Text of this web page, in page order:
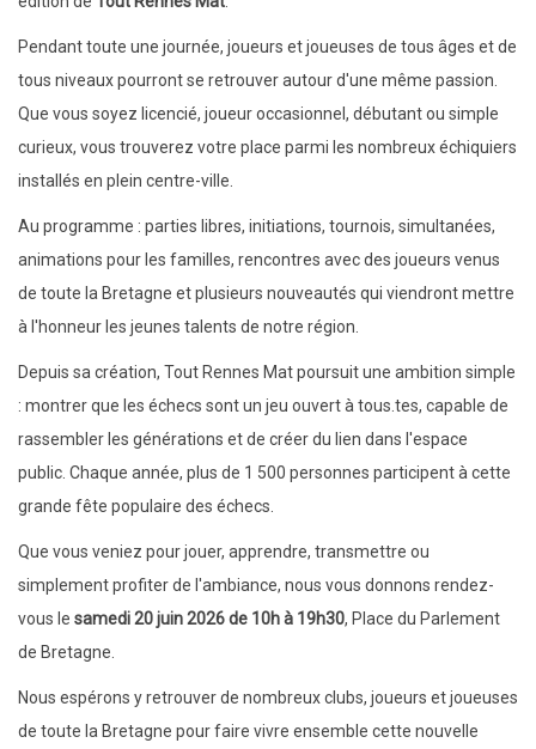
Pendant toute une journée, joueurs et joueuses de tous âges et de
tous niveaux pourront se retrouver autour d'une même passion.
Que vous soyez licencié, joueur occasionnel, débutant ou simple
curieux, vous trouverez votre place parmi les nombreux échiquiers
installés en plein centre-ville.
Au programme : parties libres, initiations, tournois, simultanées,
animations pour les familles, rencontres avec des joueurs venus
de toute la Bretagne et plusieurs nouveautés qui viendront mettre
à l'honneur les jeunes talents de notre région.
Depuis sa création, Tout Rennes Mat poursuit une ambition simple
: montrer que les échecs sont un jeu ouvert à tous.tes, capable de
rassembler les générations et de créer du lien dans l'espace
public. Chaque année, plus de 1 500 personnes participent à cette
grande fête populaire des échecs.
Que vous veniez pour jouer, apprendre, transmettre ou
simplement profiter de l'ambiance, nous vous donnons rendez-
vous le samedi 20 juin 2026 de 10h à 19h30, Place du Parlement
de Bretagne.
Nous espérons y retrouver de nombreux clubs, joueurs et joueuses
de toute la Bretagne pour faire vivre ensemble cette nouvelle